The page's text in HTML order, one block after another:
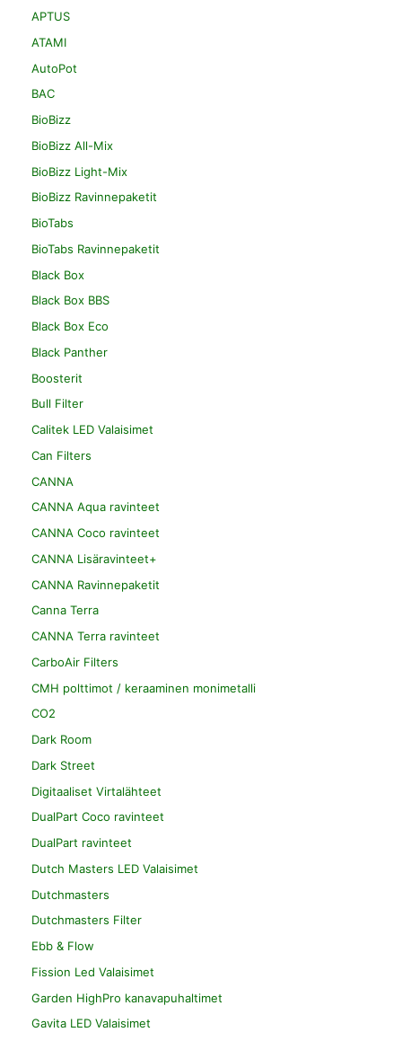
APTUS
ATAMI
AutoPot
BAC
BioBizz
BioBizz All-Mix
BioBizz Light-Mix
BioBizz Ravinnepaketit
BioTabs
BioTabs Ravinnepaketit
Black Box
Black Box BBS
Black Box Eco
Black Panther
Boosterit
Bull Filter
Calitek LED Valaisimet
Can Filters
CANNA
CANNA Aqua ravinteet
CANNA Coco ravinteet
CANNA Lisäravinteet+
CANNA Ravinnepaketit
Canna Terra
CANNA Terra ravinteet
CarboAir Filters
CMH polttimot / keraaminen monimetalli
CO2
Dark Room
Dark Street
Digitaaliset Virtalähteet
DualPart Coco ravinteet
DualPart ravinteet
Dutch Masters LED Valaisimet
Dutchmasters
Dutchmasters Filter
Ebb & Flow
Fission Led Valaisimet
Garden HighPro kanavapuhaltimet
Gavita LED Valaisimet